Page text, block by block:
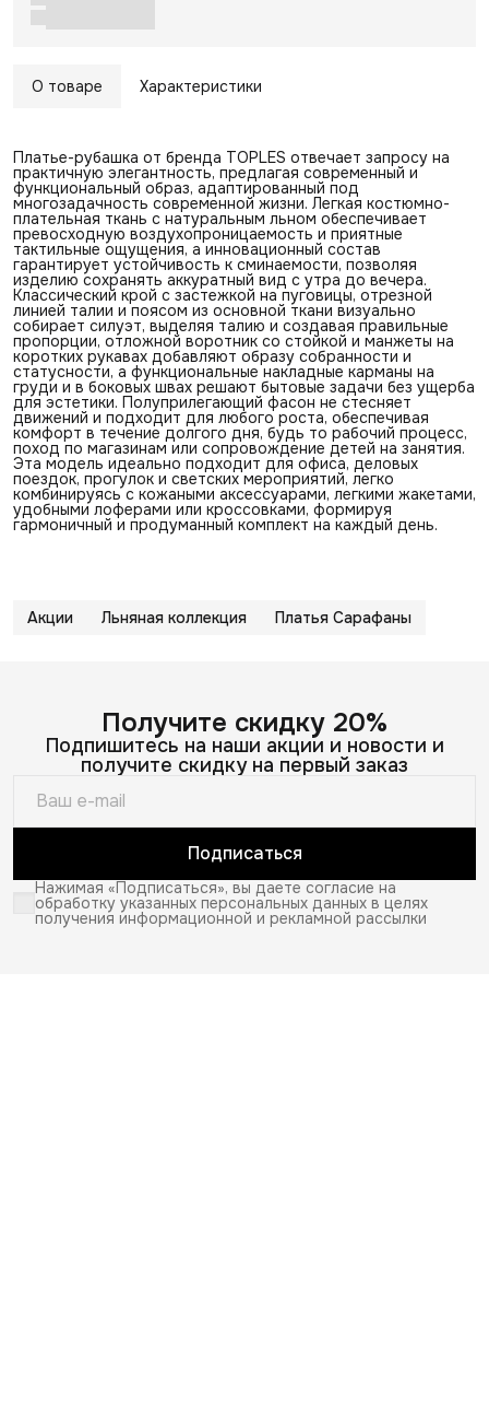
О товаре Характеристики
Платье-рубашка от бренда TOPLES отвечает запросу на
практичную элегантность, предлагая современный и
функциональный образ, адаптированный под
многозадачность современной жизни. Легкая костюмно-
плательная ткань с натуральным льном обеспечивает
превосходную воздухопроницаемость и приятные
тактильные ощущения, а инновационный состав
гарантирует устойчивость к сминаемости, позволяя
изделию сохранять аккуратный вид с утра до вечера.
Классический крой с застежкой на пуговицы, отрезной
линией талии и поясом из основной ткани визуально
собирает силуэт, выделяя талию и создавая правильные
пропорции, отложной воротник со стойкой и манжеты на
коротких рукавах добавляют образу собранности и
статусности, а функциональные накладные карманы на
груди и в боковых швах решают бытовые задачи без ущерба
для эстетики. Полуприлегающий фасон не стесняет
движений и подходит для любого роста, обеспечивая
комфорт в течение долгого дня, будь то рабочий процесс,
поход по магазинам или сопровождение детей на занятия.
Эта модель идеально подходит для офиса, деловых
поездок, прогулок и светских мероприятий, легко
комбинируясь с кожаными аксессуарами, легкими жакетами,
удобными лоферами или кроссовками, формируя
гармоничный и продуманный комплект на каждый день.
Акции Льняная коллекция Платья Сарафаны
Получите скидку 20%
Подпишитесь на наши акции и новости и
получите скидку на первый заказ
Подписаться
Нажимая «Подписаться», вы даете согласие на
обработку указанных персональных данных в целях
получения информационной и рекламной рассылки